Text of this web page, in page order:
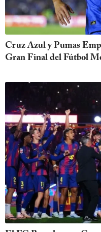
Cruz Azul y Pumas
Gran Final del Fútbol